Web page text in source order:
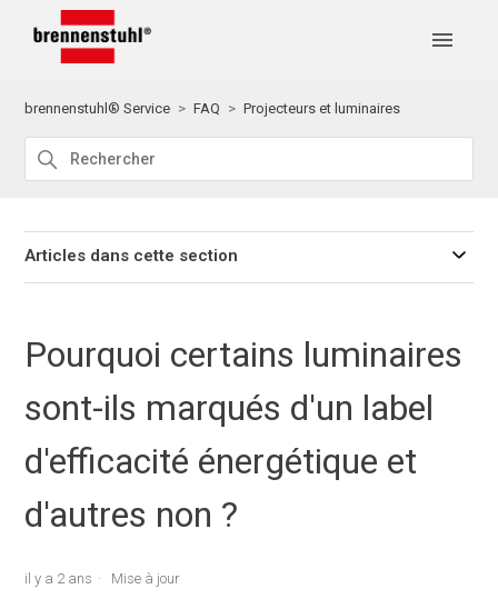
brennenstuhl® Service FAQ Projecteurs et luminaires
Articles dans cette section
Pourquoi certains luminaires
sont-ils marqués d'un label
d'efficacité énergétique et
d'autres non ?
il y a 2 ans Mise à jour